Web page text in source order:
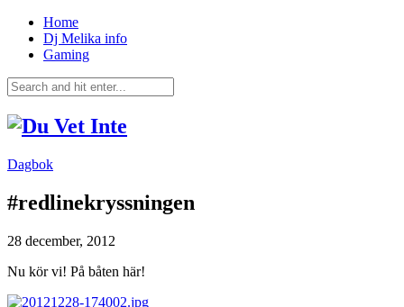
Home
Dj Melika info
Gaming
Dagbok
#redlinekryssningen
28 december, 2012
Nu kör vi! På båten här!